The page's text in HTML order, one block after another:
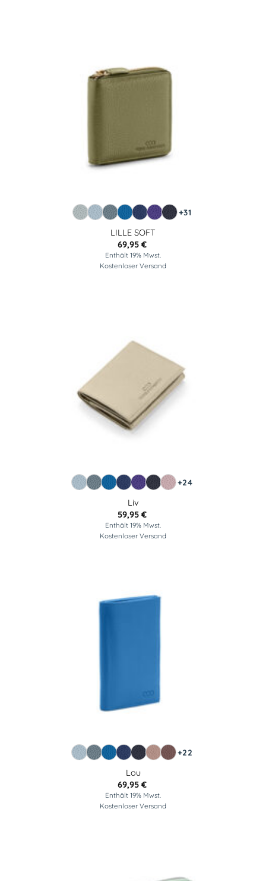
+31
LILLE SOFT
69,95 €
Enthält 19% Mwst.
Kostenloser Versand
+24
Liv
59,95 €
Enthält 19% Mwst.
Kostenloser Versand
+22
Lou
69,95 €
Enthält 19% Mwst.
Kostenloser Versand